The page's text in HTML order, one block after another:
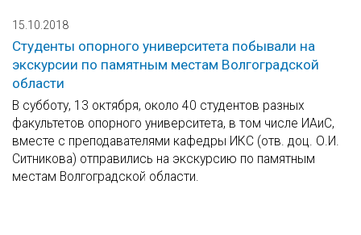
15.10.2018
Студенты опорного университета побывали на
экскурсии по памятным местам Волгоградской
области
В субботу, 13 октября, около 40 студентов разных
факультетов опорного университета, в том числе ИАиС,
вместе с преподавателями кафедры ИКС (отв. доц. О.И.
Ситникова) отправились на экскурсию по памятным
местам Волгоградской области.